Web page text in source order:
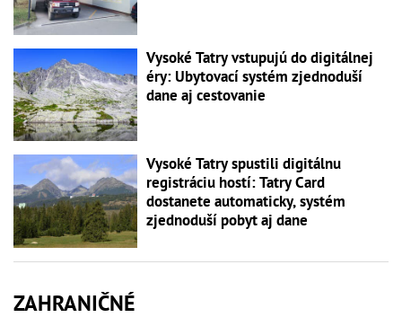
Vysoké Tatry vstupujú do digitálnej
éry: Ubytovací systém zjednoduší
dane aj cestovanie
Vysoké Tatry spustili digitálnu
registráciu hostí: Tatry Card
dostanete automaticky, systém
zjednoduší pobyt aj dane
ZAHRANIČNÉ